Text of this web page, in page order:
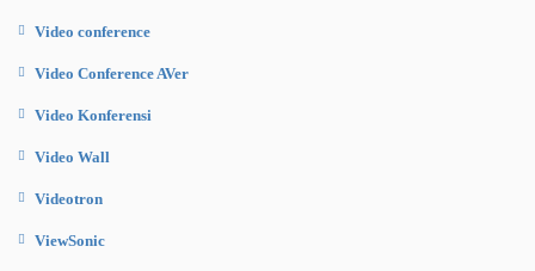
Video conference
Video Conference AVer
Video Konferensi
Video Wall
Videotron
ViewSonic